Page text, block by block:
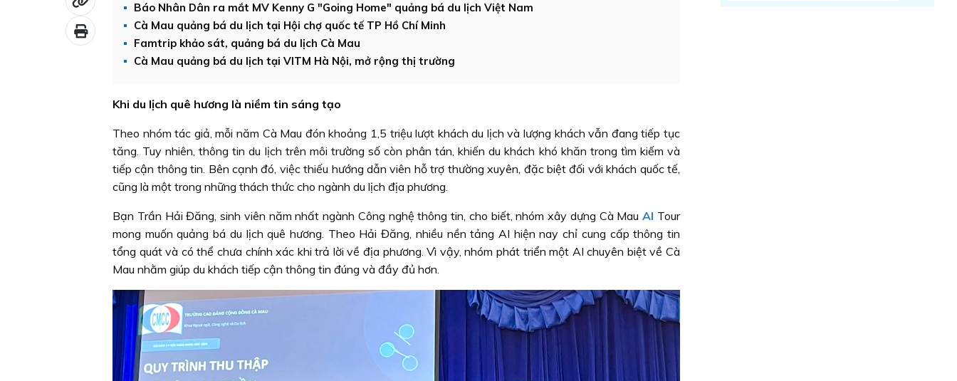
Báo Nhân Dân ra mắt MV Kenny G "Going Home" quảng bá du lịch Việt Nam
Cà Mau quảng bá du lịch tại Hội chợ quốc tế TP Hồ Chí Minh
Famtrip khảo sát, quảng bá du lịch Cà Mau
Cà Mau quảng bá du lịch tại VITM Hà Nội, mở rộng thị trường
Khi du lịch quê hương là niềm tin sáng tạo
Theo nhóm tác giả, mỗi năm Cà Mau đón khoảng 1,5 triệu lượt khách du lịch và lượng khách vẫn đang tiếp tục
tăng. Tuy nhiên, thông tin du lịch trên môi trường số còn phân tán, khiến du khách khó khăn trong tìm kiếm và
tiếp cận thông tin. Bên cạnh đó, việc thiếu hướng dẫn viên hỗ trợ thường xuyên, đặc biệt đối với khách quốc tế,
cũng là một trong những thách thức cho ngành du lịch địa phương.
Bạn Trần Hải Đăng, sinh viên năm nhất ngành Công nghệ thông tin, cho biết, nhóm xây dựng Cà MauAI Tour
mong muốn quảng bá du lịch quê hương. Theo Hải Đăng, nhiều nền tảng AI hiện nay chỉ cung cấp thông tin
tổng quát và có thể chưa chính xác khi trả lời về địa phương. Vì vậy, nhóm phát triển một AI chuyên biệt về Cà
Mau nhằm giúp du khách tiếp cận thông tin đúng và đầy đủ hơn.